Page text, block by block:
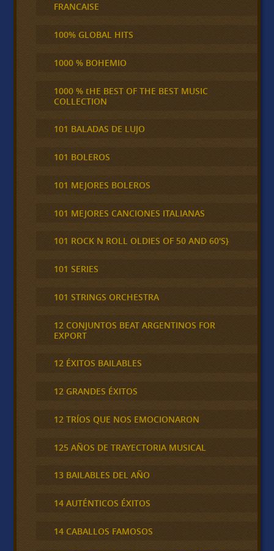
FRANCAISE
100% GLOBAL HITS
1000 % BOHEMIO
1000 % tHE BEST OF THE BEST MUSIC
COLLECTION
101 BALADAS DE LUJO
101 BOLEROS
101 MEJORES BOLEROS
101 MEJORES CANCIONES ITALIANAS
101 ROCK N ROLL OLDIES OF 50 AND 60'S}
101 SERIES
101 STRINGS ORCHESTRA
12 CONJUNTOS BEAT ARGENTINOS FOR
EXPORT
12 ÉXITOS BAILABLES
12 GRANDES ÉXITOS
12 TRÍOS QUE NOS EMOCIONARON
125 AÑOS DE TRAYECTORIA MUSICAL
13 BAILABLES DEL AÑO
14 AUTÉNTICOS ÉXITOS
14 CABALLOS FAMOSOS